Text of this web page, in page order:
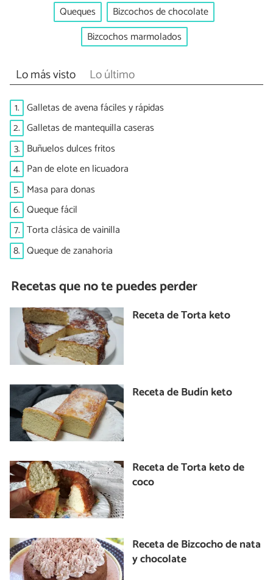
Queques
Bizcochos de chocolate
Bizcochos marmolados
Lo más visto Lo último
1. Galletas de avena fáciles y rápidas
2. Galletas de mantequilla caseras
3. Buñuelos dulces fritos
4. Pan de elote en licuadora
5. Masa para donas
6. Queque fácil
7. Torta clásica de vainilla
8. Queque de zanahoria
Recetas que no te puedes perder
Receta de Torta keto
Receta de Budín keto
Receta de Torta keto de
coco
Receta de Bizcocho de nata
y chocolate